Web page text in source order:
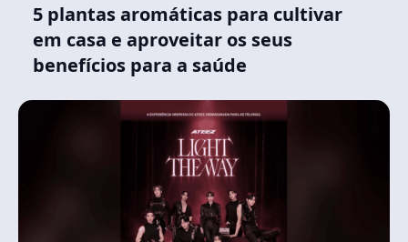
5 plantas aromáticas para cultivar
em casa e aproveitar os seus
benefícios para a saúde